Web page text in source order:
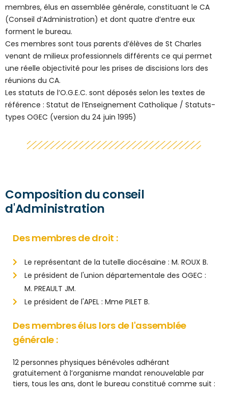
membres, élus en assemblée générale, constituant le CA
(Conseil d’Administration) et dont quatre d’entre eux
forment le bureau.
Ces membres sont tous parents d’élèves de St Charles
venant de milieux professionnels différents ce qui permet
une réelle objectivité pour les prises de discisions lors des
réunions du CA.
Les statuts de l’O.G.E.C. sont déposés selon les textes de
référence : Statut de l’Enseignement Catholique / Statuts-
types OGEC (version du 24 juin 1995)
Composition du conseil
d'Administration
Des membres de droit :
Le représentant de la tutelle diocésaine : M. ROUX B.
Le président de l'union départementale des OGEC :
M. PREAULT JM.
Le président de l'APEL : Mme PILET B.
Des membres élus lors de l'assemblée
générale :
12 personnes physiques bénévoles adhérant
gratuitement à l’organisme mandat renouvelable par
tiers, tous les ans, dont le bureau constitué comme suit :